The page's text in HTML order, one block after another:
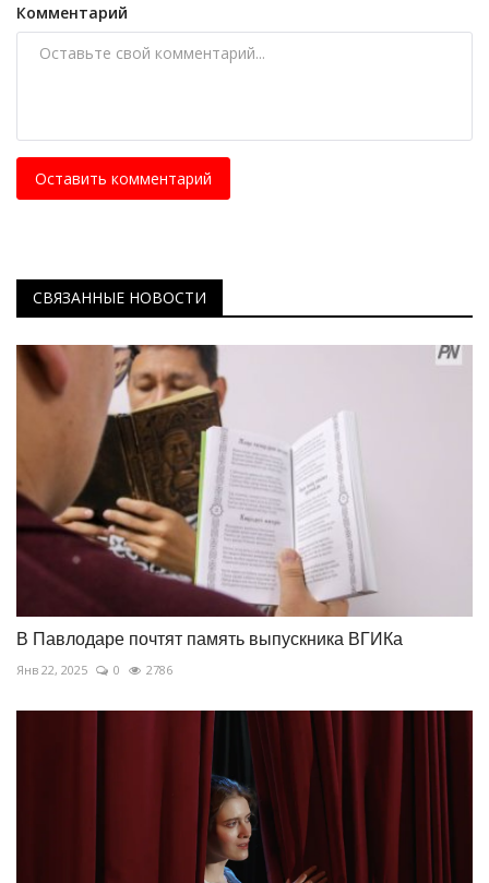
Комментарий
Оставить комментарий
СВЯЗАННЫЕ НОВОСТИ
В Павлодаре почтят память выпускника ВГИКа
Янв 22, 2025 0 2786